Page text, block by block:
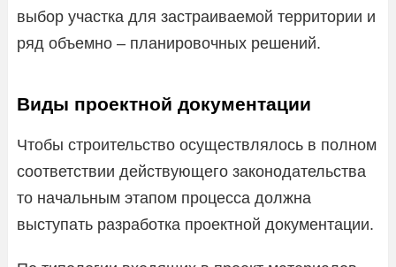
выбор участка для застраиваемой территории и
ряд объемно – планировочных решений.
Виды проектной документации
Чтобы строительство осуществлялось в полном
соответствии действующего законодательства
то начальным этапом процесса должна
выступать разработка проектной документации.